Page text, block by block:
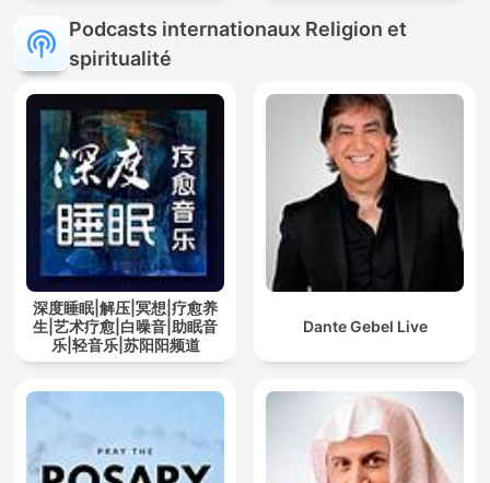
Podcasts internationaux Religion et
spiritualité
深度睡眠|解压|冥想|疗愈养
生|艺术疗愈|白噪音|助眠音
乐|轻音乐|苏阳阳频道
Dante Gebel Live